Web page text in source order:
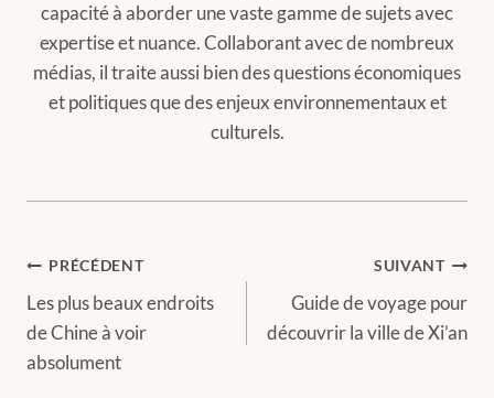
capacité à aborder une vaste gamme de sujets avec
expertise et nuance. Collaborant avec de nombreux
médias, il traite aussi bien des questions économiques
et politiques que des enjeux environnementaux et
culturels.
Navigation
de
l’article
PRÉCÉDENT
Les plus beaux endroits
de Chine à voir
absolument
SUIVANT
Guide de voyage pour
découvrir la ville de Xi’an